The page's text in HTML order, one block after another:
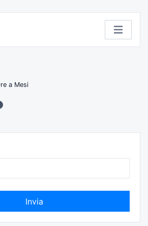
a Mesi
Invia